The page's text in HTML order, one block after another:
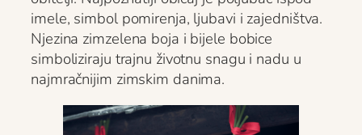
imele, simbol pomirenja, ljubavi i zajedništva.
Njezina zimzelena boja i bijele bobice
simboliziraju trajnu životnu snagu i nadu u
najmračnijim zimskim danima.